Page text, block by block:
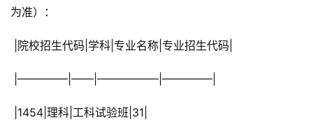
为准）：
|院校招生代码|学科|专业名称|专业招生代码|
|————–|——|—————–|————–|
|1454|理科|工科试验班|31|